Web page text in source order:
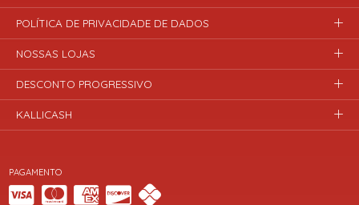
PAGAMENTO
POLÍTICA DE PRIVACIDADE DE DADOS
NOSSAS LOJAS
DESCONTO PROGRESSIVO
KALLICASH